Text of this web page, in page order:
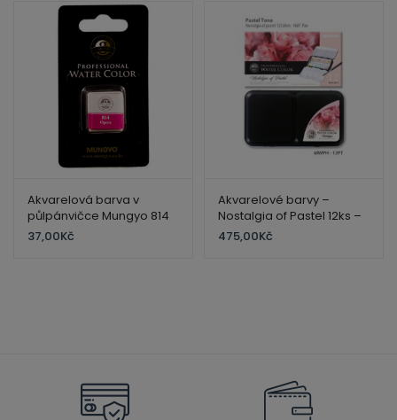
Akvarelová barva v
půlpánvičce Mungyo 814
Opera
37,00Kč
Akvarelové barvy –
Nostalgia of Pastel 12ks –
Mungyo
475,00Kč